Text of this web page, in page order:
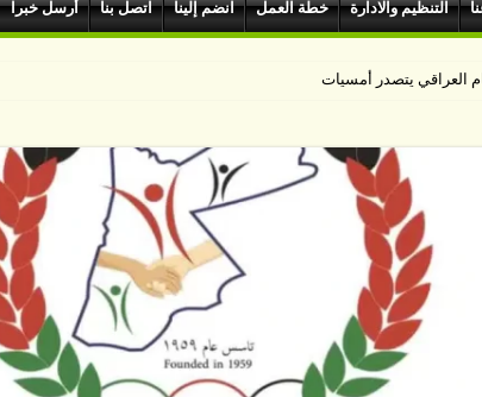
التنظيم والادارة خطة العمل انضم إلينا اتصل بنا أرسل خبرا
العراقي يتصدر أمسيات الهيبودروم في